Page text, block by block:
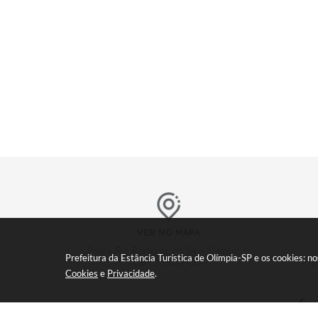
Prefeitura da Estância Turística de Olímpia-SP e os cookies:
Cookies e Privacidade.
CEP: 15400-081